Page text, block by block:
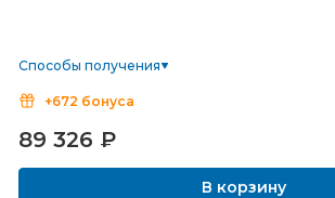
Способы получения
+672 бонуса
89 326 ₽
В корзину